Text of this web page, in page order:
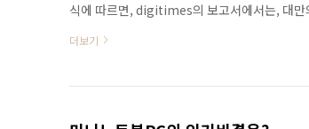
식에 따르면, digitimes의 보고서에서는, 대
적인 관계를 가지고 있어서 8.9인치의 노트북
는 옵션에 따라서 가격은 약 300달러에서 450..
더보기